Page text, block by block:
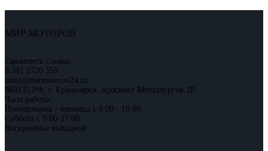
МИР МОТОРОВ
Свяжитесь с нами:
8 391 2720 555
main@mirmotorov24.ru
660135 РФ, г. Красноярск, проспект Металлургов 2Р
Часы работы:
Понедельник - пятница с 9:00 - 19:00
Суббота с 9:00-17:00
Воскресенье выходной